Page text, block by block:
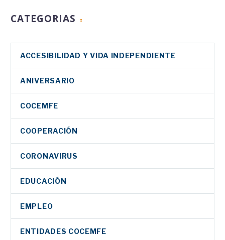
CATEGORIAS
ACCESIBILIDAD Y VIDA INDEPENDIENTE
ANIVERSARIO
COCEMFE
COOPERACIÓN
CORONAVIRUS
EDUCACIÓN
EMPLEO
ENTIDADES COCEMFE